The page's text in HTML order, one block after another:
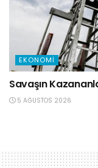
EKONOMI
Savaşın
5 AĞUSTOS 2026